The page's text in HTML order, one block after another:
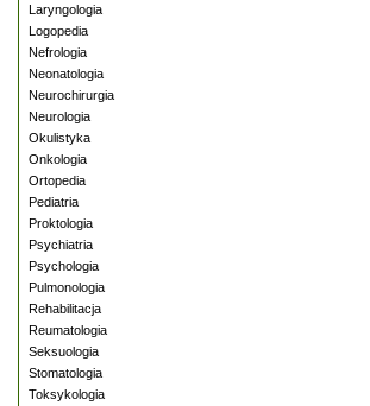
Laryngologia
Logopedia
Nefrologia
Neonatologia
Neurochirurgia
Neurologia
Okulistyka
Onkologia
Ortopedia
Pediatria
Proktologia
Psychiatria
Psychologia
Pulmonologia
Rehabilitacja
Reumatologia
Seksuologia
Stomatologia
Toksykologia